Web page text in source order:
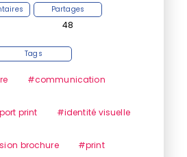
Partages
48
Tags
#communication
print #identité visuelle
brochure #print